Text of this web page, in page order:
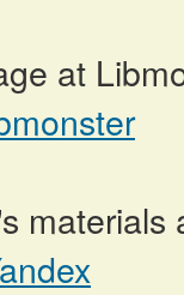
at
materials